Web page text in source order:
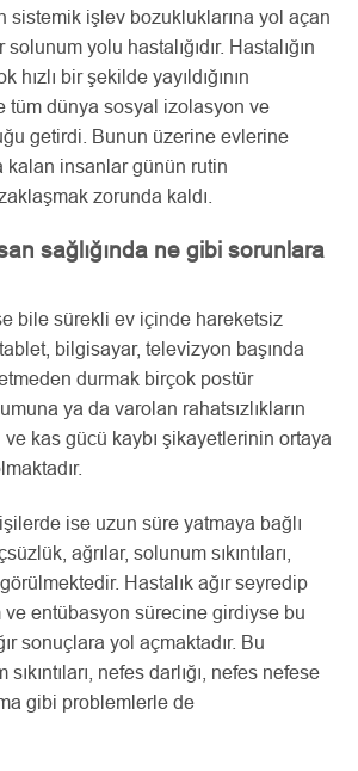
sistemik işlev bozukluklarına yol açan
yolu hastalığıdır. Hastalığın
hızlı bir şekilde yayıldığının
tüm dünya sosyal izolasyon ve
getirdi. Bunun üzerine evlerine
kalan insanlar günün rutin
zorunda kaldı.
sağlığında ne gibi sorunlara
bile sürekli ev içinde hareketsiz
bilgisayar, televizyon başında
durmak birçok postür
ya da varolan rahatsızlıkların
ve kas gücü kaybı şikayetlerinin ortaya
ise uzun süre yatmaya bağlı
ağrılar, solunum sıkıntıları,
Hastalık ağır seyredip
ve entübasyon sürecine girdiyse bu
sonuçlara yol açmaktadır. Bu
nefes darlığı, nefes nefese
gibi problemlerle de